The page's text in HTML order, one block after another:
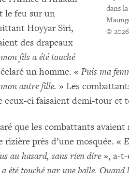
dans
©
le feu sur un
Hoyyar Siri,
des drapeaux
fils a été touché
un homme. « Puis ma
mon autre fille. » Les
ceux-ci faisaient demi-tour et
que les combattants avaient
rizière près d’une mosquée. «
au hasard, sans rien dire», a-t-
été touché par une balle. Quand